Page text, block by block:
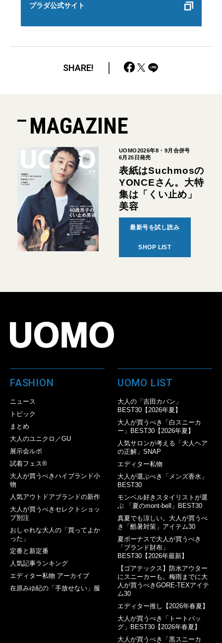
プラダ公式サイト
SHARE!
MAGAZINE
UOMO2026年8・9月合併号
6月25日発売
表紙はSuchmosの
YONCEさん。大特
集は「くい止め」
美容
最新号を試し読み
SHOP LIST
FASHION
ニュース
トピック
まとめ
大人のユニクロ／GU
展示会ルポ
試着フェス®︎
大人が買うべきハイブランド小
物
人気アウトドアブランドの新作
大人が買うべきセレクトショッ
プ別注
おしゃれな大人の「買ってよか
った」
定番と新定番
人気記事ランキング
エディター私物 アーカイブ
在原みゆ紀の「手放せない」服
UOMO LIST
大人の「吉田カバン」
BEST30【2026年夏】
大人が買うべき「白スニーカ
ー」BEST30【2026年夏】
人気サロンが考える「大人ヘア
の正解」SNAP
エディター私物
大人が選ぶべき「メンズ香水」
BEST30
モンベル好きスタイリストが選
ぶ 「夏のmont-bell」BEST30
真夏でも涼しい。大人が買うべ
き「酷暑対策」アイテム30
夏ボーナスで大人が買うべき
「ブランド財布」
BEST30【2026年最新】
【ゴアテックス】防水アウター
にスニーカーも。梅雨までに大
人が買うべきGORE-TEXアイテ
ム30
エディター推し【2026年春夏】
大人が買うべき「トートバッ
グ」BEST30【2026年春夏】
大人が買うべき「黒スニーカ